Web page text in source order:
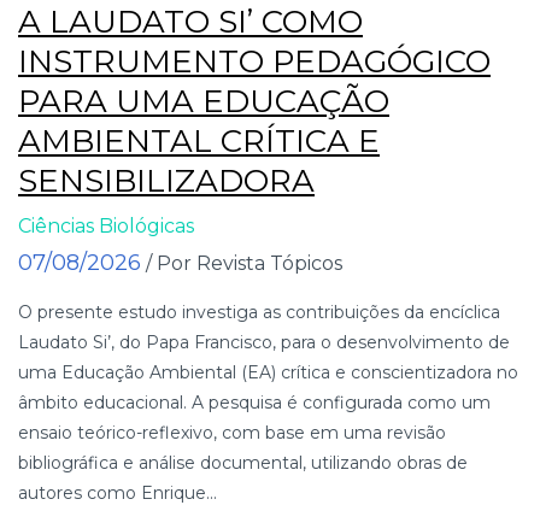
A LAUDATO SI’ COMO
INSTRUMENTO PEDAGÓGICO
PARA UMA EDUCAÇÃO
AMBIENTAL CRÍTICA E
SENSIBILIZADORA
Ciências Biológicas
07/08/2026 / Por Revista Tópicos
O presente estudo investiga as contribuições da encíclica
Laudato Si’, do Papa Francisco, para o desenvolvimento de
uma Educação Ambiental (EA) crítica e conscientizadora no
âmbito educacional. A pesquisa é configurada como um
ensaio teórico-reflexivo, com base em uma revisão
bibliográfica e análise documental, utilizando obras de
autores como Enrique...